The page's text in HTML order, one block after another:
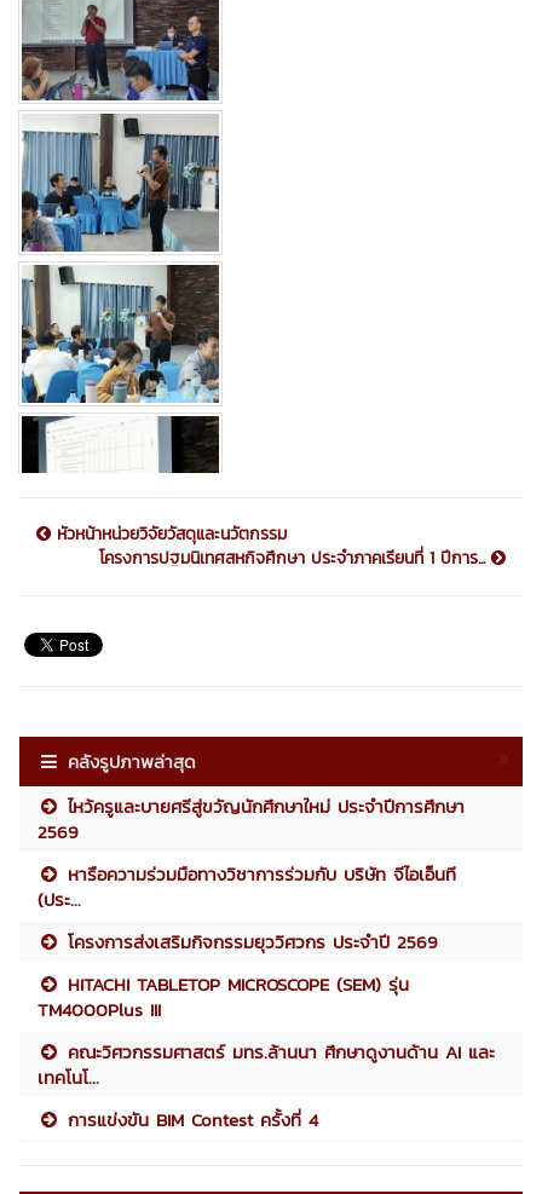
หัวหน้าหน่วยวิจัยวัสดุและนวัตกรรม
โครงการปฐมนิเทศสหกิจศึกษา ประจำภาคเรียนที่ 1 ปีการ...
คลังรูปภาพล่าสุด
ไหว้ครูและบายศรีสู่ขวัญนักศึกษาใหม่ ประจำปีการศึกษา
2569
หารือความร่วมมือทางวิชาการร่วมกับ บริษัท จีไอเอ็นที
(ประ...
โครงการส่งเสริมกิจกรรมยุววิศวกร ประจำปี 2569
HITACHI TABLETOP MICROSCOPE (SEM) รุ่น
TM4000Plus III
คณะวิศวกรรมศาสตร์ มทร.ล้านนา ศึกษาดูงานด้าน AI และ
เทคโนโ...
การแข่งขัน BIM Contest ครั้งที่ 4